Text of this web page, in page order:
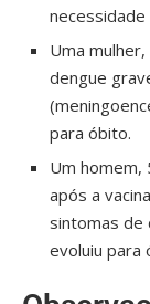
Uma
dengue
para óbito.
Um homem,
após a
sintomas de
evoluiu para